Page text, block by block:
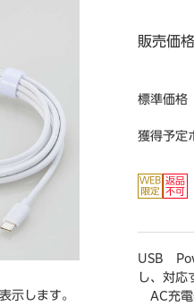
示します。
販売価格
標準価格
獲得予定
USB
し、対応
AC充電